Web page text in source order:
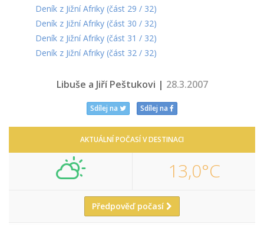
Deník z Jižní Afriky (část 29 / 32)
Deník z Jižní Afriky (část 30 / 32)
Deník z Jižní Afriky (část 31 / 32)
Deník z Jižní Afriky (část 32 / 32)
Libuše a Jiří Peštukovi | 28.3.2007
Sdílej na Sdílej na
AKTUÁLNÍ POČASÍ V DESTINACI
13,0°C
Předpověď počasí